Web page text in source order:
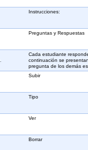
Instrucciones:
Preguntas y Respuestas
Cada estudiante
continuación se
pregunta de los demás
Subir
Tipo
Ver
Borrar